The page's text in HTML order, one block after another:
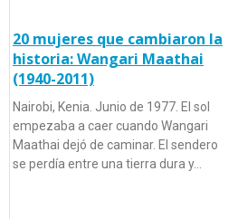
20 mujeres que cambiaron la
historia: Wangari Maathai
(1940-2011)
Nairobi, Kenia. Junio de 1977. El sol
empezaba a caer cuando Wangari
Maathai dejó de caminar. El sendero
se perdía entre una tierra dura y…